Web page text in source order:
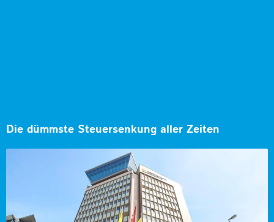
Die dümmste Steuersenkung aller Zeiten